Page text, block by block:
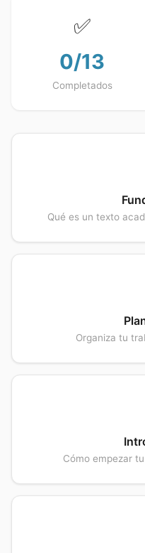
✅
0/13
Completados
Qué es un texto
Organiza tu
Cómo empezar